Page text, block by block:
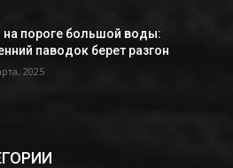
на пороге большой воды:
паводок берет разгон
2025